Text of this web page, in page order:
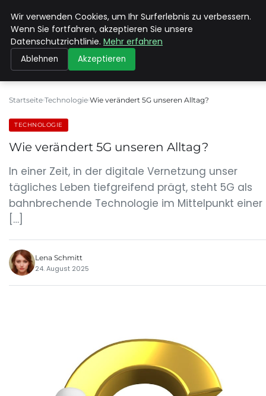
MAX NEUKIRCHNER
Startseite Technologie Wie verändert 5G unseren Alltag?
TECHNOLOGIE
Wie verändert 5G unseren Alltag?
In einer Zeit, in der digitale Vernetzung unser
tägliches Leben tiefgreifend prägt, steht 5G als
bahnbrechende Technologie im Mittelpunkt einer
[…]
Lena Schmitt
24. August 2025
Wir verwenden Cookies, um Ihr Surferlebnis zu verbessern.
Wenn Sie fortfahren, akzeptieren Sie unsere
Datenschutzrichtlinie. Mehr erfahren
Ablehnen Akzeptieren